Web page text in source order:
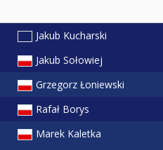
Jakub Kucharski
Jakub Sołowiej
Grzegorz Łoniewski
Rafał Borys
Marek Kaletka